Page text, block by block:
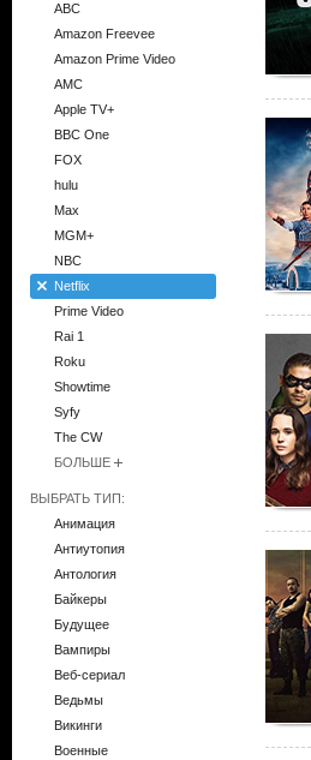
ABC
Amazon Freevee
Amazon Prime Video
AMC
Apple TV+
BBC One
FOX
hulu
Max
MGM+
NBC
Netflix
Prime Video
Rai 1
Roku
Showtime
Syfy
The CW
БОЛЬШЕ
ВЫБРАТЬ ТИП:
Анимация
Антиутопия
Антология
Байкеры
Будущее
Вампиры
Веб-сериал
Ведьмы
Викинги
Военные